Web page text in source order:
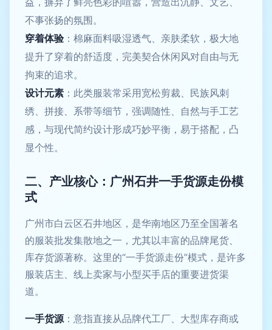
不事张扬的氛围。
穿着体验 ：棉麻面料吸湿透气、亲肤柔软，极大地
提升了穿着的舒适度，完美契合休闲风对自由与无
拘束的追求。
设计元素 ：此类服装常采用宽松剪裁、民族风刺
绣、拼接、系带等细节，强调随性、自然与手工艺
感，与现代简约设计形成巧妙平衡，易于搭配，凸
显个性。
二、产业核心：广州石井一手货源走份模
式
广州市白云区石井地区，是华南地区乃至全国著名
的服装批发集散地之一，尤其以丰富的品牌尾货、
库存货源著称。这里的“一手货源走份”模式，是许多
服装店主、线上卖家与小型买手店的重要进货渠
道。
一手货源：意指直接从品牌代工厂、大型库存商或